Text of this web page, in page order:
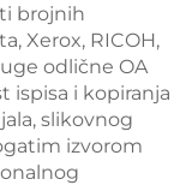
brojnih
Xerox, RICOH,
odlične OA
ispisa i kopiranja
slikovnog
izvorom